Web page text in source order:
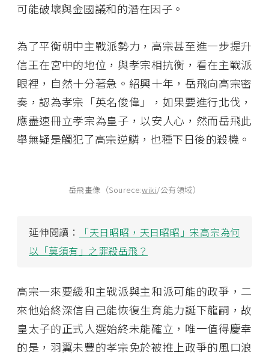
可能破壞與金國議和的潛在因子。
為了平衡朝中主戰派勢力，高宗甚至進一步提升
信王在宮中的地位，與孝宗相抗衡，看在主戰派
眼裡，自然十分著急。紹興十年，岳飛向高宗密
奏，認為孝宗「英名俊偉」，如果要進行北伐，
應盡速冊立孝宗為皇子，以安人心，然而岳飛此
舉無疑是觸犯了高宗逆鱗，也種下日後的殺機。
岳飛畫像（Sourece:wiki/公有領域）
延伸閱讀：
「天日昭昭，天日昭昭」宋高宗為何
以「莫須有」之罪殺岳飛？
高宗一來要緩和主戰派與主和派可能的政爭，二
來他始終深信自己能恢復生育能力誕下龍嗣，故
皇太子的正式人選始終未能確立，唯一值得慶幸
的是，羽翼未豐的孝宗免於被推上政爭的風口浪